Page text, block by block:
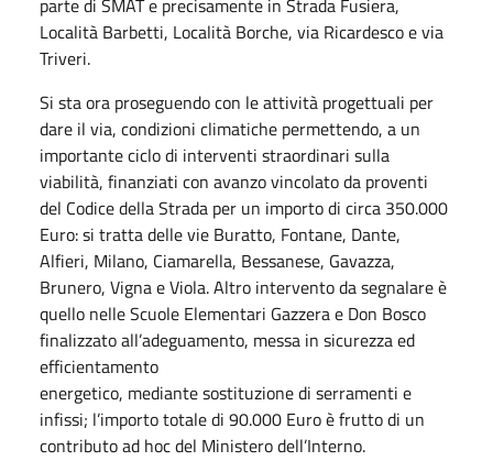
parte di SMAT e precisamente in Strada Fusiera,
Località Barbetti, Località Borche, via Ricardesco e via
Triveri.
Si sta ora proseguendo con le attività progettuali per
dare il via, condizioni climatiche permettendo, a un
importante ciclo di interventi straordinari sulla
viabilità, finanziati con avanzo vincolato da proventi
del Codice della Strada per un importo di circa 350.000
Euro: si tratta delle vie Buratto, Fontane, Dante,
Alfieri, Milano, Ciamarella, Bessanese, Gavazza,
Brunero, Vigna e Viola. Altro intervento da segnalare è
quello nelle Scuole Elementari Gazzera e Don Bosco
finalizzato all’adeguamento, messa in sicurezza ed
efficientamento
energetico, mediante sostituzione di serramenti e
infissi; l’importo totale di 90.000 Euro è frutto di un
contributo ad hoc del Ministero dell’Interno.